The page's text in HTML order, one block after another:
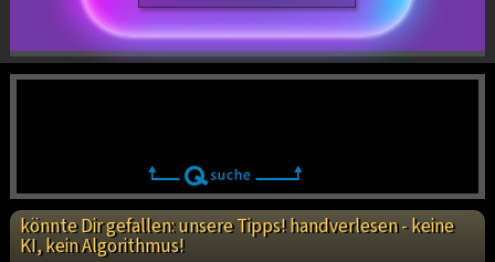
könnte Dir gefallen: unsere Tipps! handverlesen - keine
KI, kein Algorithmus!